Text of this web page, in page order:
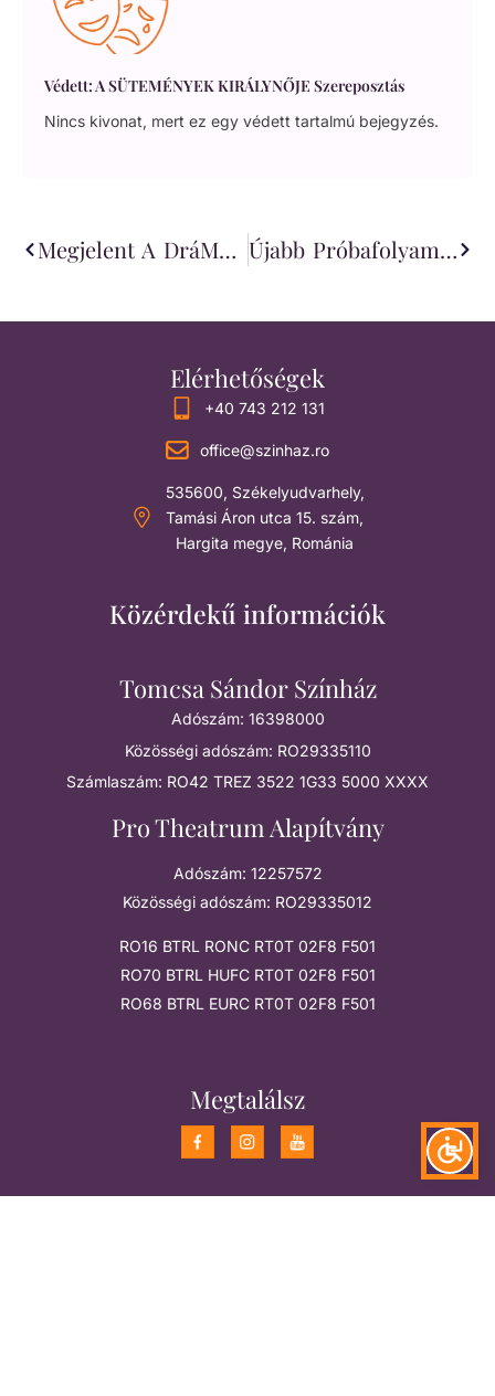
Védett: A SÜTEMÉNYEK KIRÁLYNŐJE Szereposztás
Nincs kivonat, mert ez egy védett tartalmú bejegyzés.
Megjelent A DráMÁzat V. Című Drámakötet, A Nagyváradi Szigligeti Színház És A Székelyudvarhelyi Tomcsa Sándor Színház Kiadásában Újabb Próbafolyamat: Kellemes Húsvéti Ünnepeket!
Elérhetőségek
+40 743 212 131
office@szinhaz.ro
535600, Székelyudvarhely,
Tamási Áron utca 15. szám,
Hargita megye, Románia
Közérdekű információk
Tomcsa Sándor Színház
Adószám: 16398000
Közösségi adószám: RO29335110
Számlaszám: RO42 TREZ 3522 1G33 5000 XXXX
Pro Theatrum Alapítvány
Adószám: 12257572
Közösségi adószám: RO29335012
RO16 BTRL RONC RT0T 02F8 F501
RO70 BTRL HUFC RT0T 02F8 F501
RO68 BTRL EURC RT0T 02F8 F501
Megtalálsz